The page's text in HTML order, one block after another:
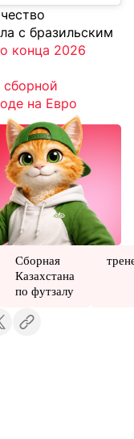
с бразильским
конца 2026
сборной
на Евро
Сборная
Казахстана
по футзалу